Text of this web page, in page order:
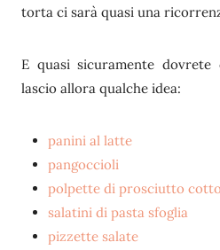
torta ci sarà quasi una
E quasi sicuramente
lascio allora qualche idea:
panini al latte
pangoccioli
polpette di prosciutto
salatini di pasta sfoglia
pizzette salate